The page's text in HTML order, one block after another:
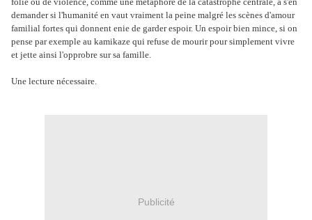
demander si l'humanité en vaut vraiment la peine malgré les scènes d'amour
familial fortes qui donnent enie de garder espoir. Un espoir bien mince, si on
pense par exemple au kamikaze qui refuse de mourir pour simplement vivre
et jette ainsi l'opprobre sur sa famille.
Une lecture nécessaire.
Publicité